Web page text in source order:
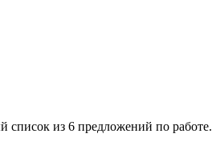
список из 6 предложений по работе.